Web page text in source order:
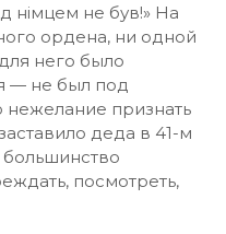
німцем не був!» На
ордена, ни одной
него было
— не был под
признать
деда в 41-м
большинство
посмотреть,